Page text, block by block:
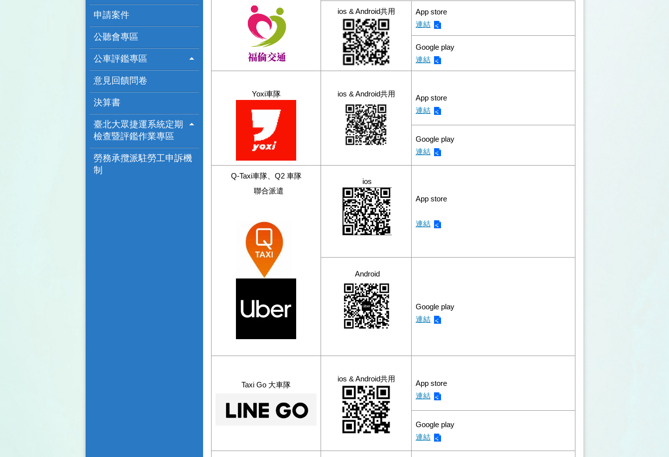
申請案件
公聽會專區
公車評鑑專區
意見回饋問卷
決算書
臺北大眾捷運系統定期
檢查暨評鑑作業專區
勞務承攬派駐勞工申訴機
制
ios & Android共用
App store
連結
Google play
連結
Yoxi車隊 ios & Android共用
App store
連結
Google play
連結
Q-Taxi車隊、Q2 車隊
聯合派遣
ios
App store
連結
Android
Google play
連結
Taxi Go 大車隊
ios & Android共用
App store
連結
Google play
連結